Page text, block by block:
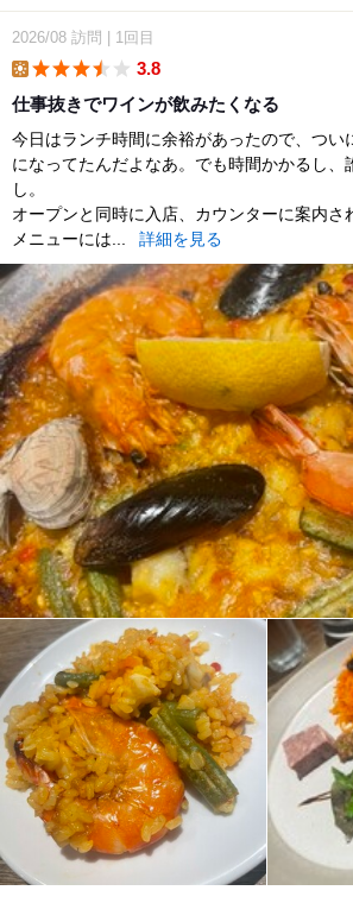
2026/08 訪問 1回目
3.8
仕事抜きでワインが飲みたくなる
今日はランチ時間に余裕があったので、つい
になってたんだよなあ。でも時間かかるし、
し。
オープンと同時に入店、カウンターに案内さ
メニューには...
詳細を見る